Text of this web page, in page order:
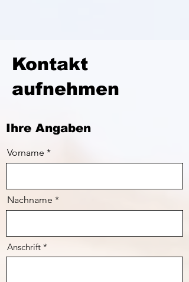
Kontakt
aufnehmen
Ihre Angaben
Vorname
Nachname
Anschrift